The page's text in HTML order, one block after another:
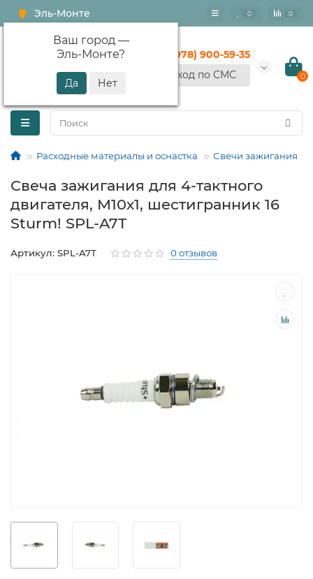
Эль-Монте
Ваш город —
Эль-Монте?
0 0
+7 (978) 900-59-35
Вход по СМС
0
Расходные материалы и оснастка Свечи зажигания
Свеча зажигания для 4-тактного
двигателя, M10х1, шестигранник 16
Sturm! SPL-A7T
Артикул: SPL-A7T 0 отзывов